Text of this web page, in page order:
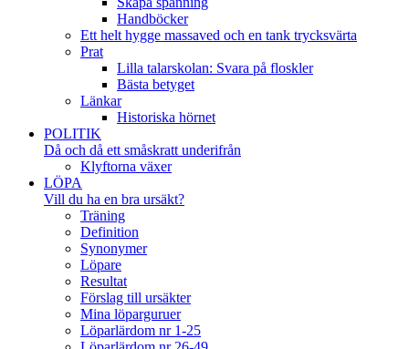
Handböcker
Ett helt hygge massaved och en tank trycksvärta
Prat
Lilla talarskolan: Svara på floskler
Bästa betyget
Länkar
Historiska hörnet
POLITIK
Då och då ett småskratt underifrån
Klyftorna växer
LÖPA
Vill du ha en bra ursäkt?
Träning
Definition
Synonymer
Löpare
Resultat
Förslag till ursäkter
Mina löparguruer
Löparlärdom nr 1-25